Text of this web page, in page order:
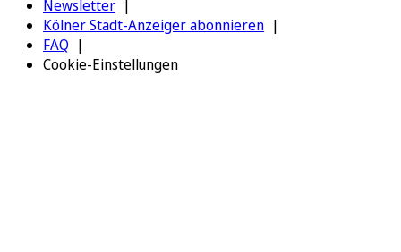
Newsletter
Kölner Stadt-Anzeiger abonnieren
FAQ
Cookie-Einstellungen